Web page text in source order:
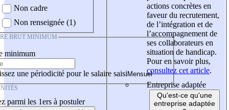
Non cadre
Non renseignée (1)
BRUT MINIMUM
minimum
une périodicité pour le salaire saisi
parmi les 1ers à postuler
actions concrètes en
faveur du recrutement,
de l’intégration et de
l’accompagnement de
ses collaborateurs en
situation de handicap.
Pour en savoir plus,
consultez cet article.
Entreprise adaptée
Qu'est-ce qu'une
entreprise adaptée